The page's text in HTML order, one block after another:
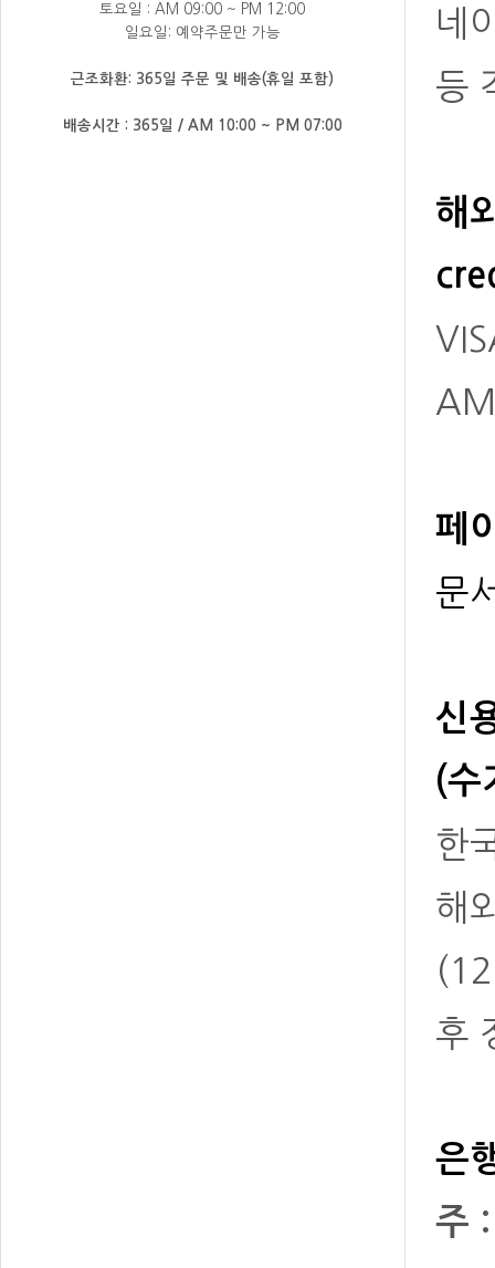
토요일 : AM 09:00 ~ PM 12:00
일요일: 예약주문만 가능
근조화환: 365일 주문 및 배송(휴일 포함)
배송시간 : 365일 / AM 10:00 ~ PM 07:00
네
등
해
페
문
신
(수
한
해
후
은
주